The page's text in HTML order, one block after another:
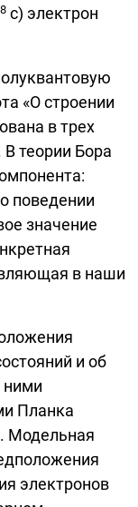
c) электрон
«О строении
в трех
В теории Бора
поведении
значение
в наши
и об
ними
Планка
Модельная
электронов